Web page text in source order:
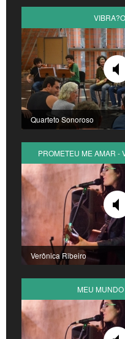
Quarteto Sonoroso
PROMETEU ME AMAR -
Verônica Ribeiro
MEU